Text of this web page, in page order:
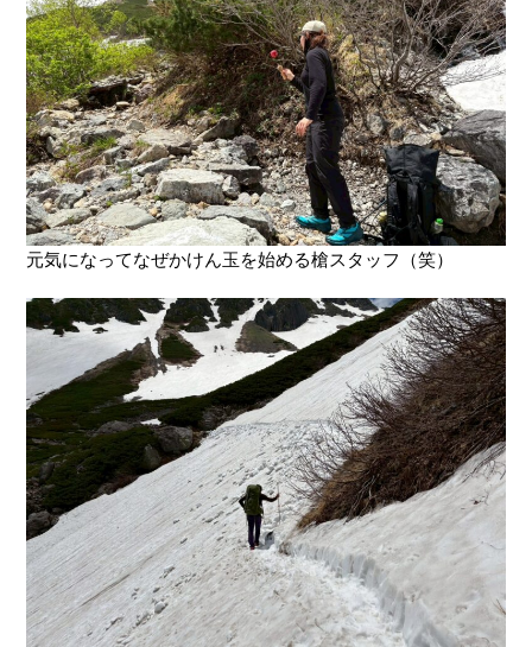
元気になってなぜかけん玉を始める槍スタッフ（笑）